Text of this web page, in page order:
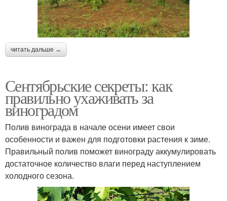
читать дальше →
Сентябрьские секреты: как
правильно ухаживать за
виноградом
Полив винограда в начале осени имеет свои
особенности и важен для подготовки растения к зиме.
Правильный полив поможет винограду аккумулировать
достаточное количество влаги перед наступлением
холодного сезона.